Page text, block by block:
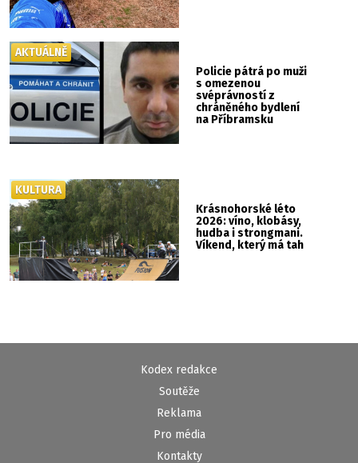
Policie pátrá po muži
s omezenou
svéprávností z
chráněného bydlení
na Příbramsku
AKTUÁLNĚ
Krásnohorské léto
2026: víno, klobásy,
hudba i strongmani.
Víkend, který má tah
KULTURA
Kodex redakce
Soutěže
Reklama
Pro média
Kontakty